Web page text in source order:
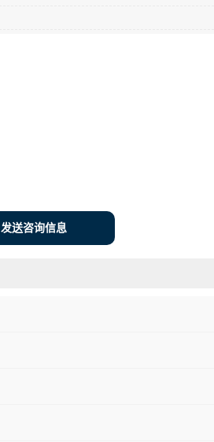
发送咨询信息